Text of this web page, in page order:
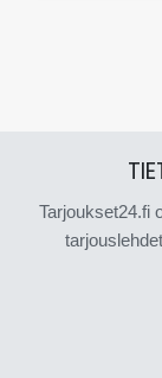
Tarjoukset24.fi